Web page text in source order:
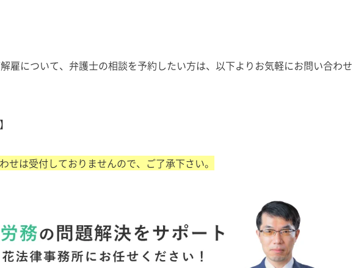
雇について、弁護士の相談を予約したい方は、以下よりお気軽にお問い合わせ
は受付しておりませんので、ご了承下さい。